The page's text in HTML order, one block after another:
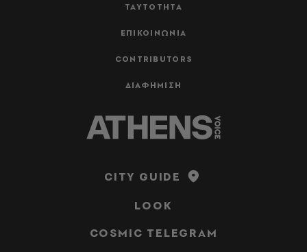
ΤΑΥΤΟΤΗΤΑ
ΕΠΙΚΟΙΝΩΝΙΑ
CONTRIBUTORS
ΔΙΑΦΗΜΙΣΗ
CITY GUIDE
LOOK
COSMIC TELEGRAM